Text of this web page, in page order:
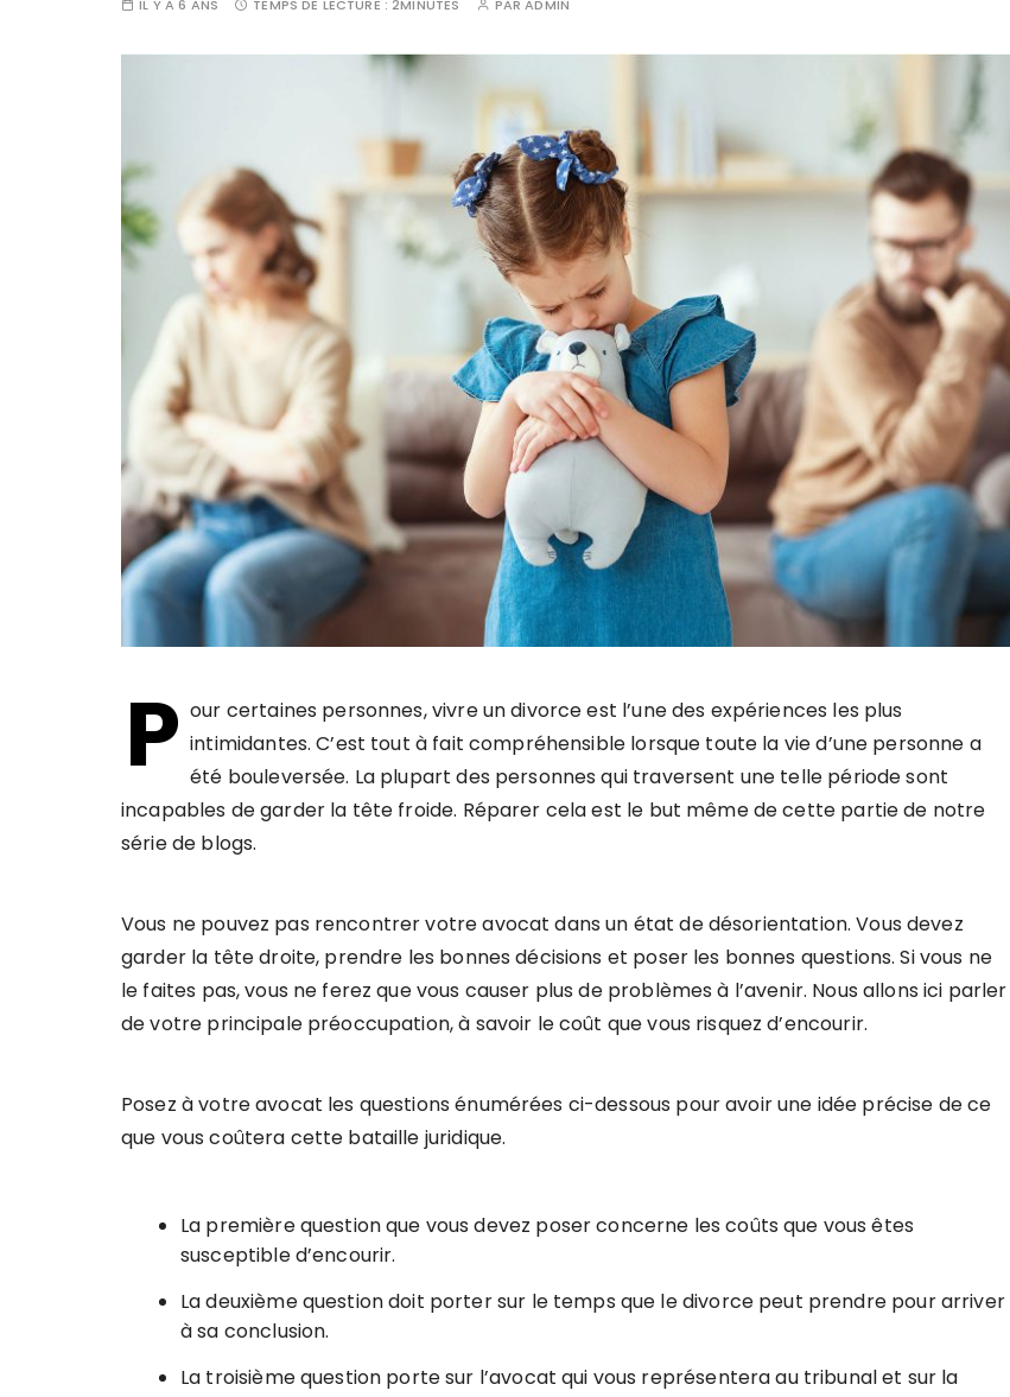
IL Y A 6 ANS TEMPS DE LECTURE :2MINUTES PARADMIN
P our certaines personnes, vivre un divorce est l’une des expériences les plus
intimidantes. C’est tout à fait compréhensible lorsque toute la vie d’une personne a
été bouleversée. La plupart des personnes qui traversent une telle période sont
incapables de garder la tête froide. Réparer cela est le but même de cette partie de notre
série de blogs.
Vous ne pouvez pas rencontrer votre avocat dans un état de désorientation. Vous devez
garder la tête droite, prendre les bonnes décisions et poser les bonnes questions. Si vous ne
le faites pas, vous ne ferez que vous causer plus de problèmes à l’avenir. Nous allons ici parler
de votre principale préoccupation, à savoir le coût que vous risquez d’encourir.
Posez à votre avocat les questions énumérées ci-dessous pour avoir une idée précise de ce
que vous coûtera cette bataille juridique.
La première question que vous devez poser concerne les coûts que vous êtes
susceptible d’encourir.
La deuxième question doit porter sur le temps que le divorce peut prendre pour arriver
à sa conclusion.
La troisième question porte sur l’avocat qui vous représentera au tribunal et sur la